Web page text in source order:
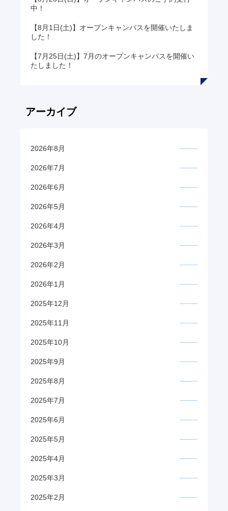
中！
【8月1日(土)】オープンキャンパスを開催いたしま
した！
【7月25日(土)】7月のオープンキャンパスを開催い
たしました！
アーカイブ
2026年8月
2026年7月
2026年6月
2026年5月
2026年4月
2026年3月
2026年2月
2026年1月
2025年12月
2025年11月
2025年10月
2025年9月
2025年8月
2025年7月
2025年6月
2025年5月
2025年4月
2025年3月
2025年2月